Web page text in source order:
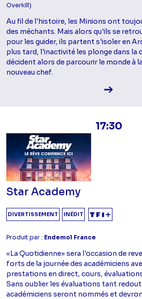
Overkill)
Au fil de l'histoire, les Minions ont
des méchants. Mais alors qu'ils se
pour les guider, ils partent s'isoler en
plus tard, l'inactivité les plonge dans la
décident alors de parcourir le monde à
nouveau chef.
Voir la
17:30
Star Academy
DIVERTISSEMENT INÉDIT
Produit par : Endemol France
«La Quotidienne» sera l'occasion de
forts de la journée des académiciens
prestations en direct, cours,
Sans oublier les évaluations tant
académiciens seront nommés et